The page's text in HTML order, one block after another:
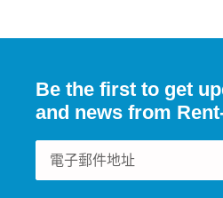
Be the first to get
and news from